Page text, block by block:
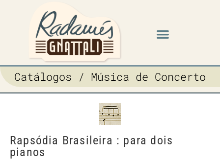
Catálogos / Música de Concerto
Rapsódia Brasileira : para dois
pianos